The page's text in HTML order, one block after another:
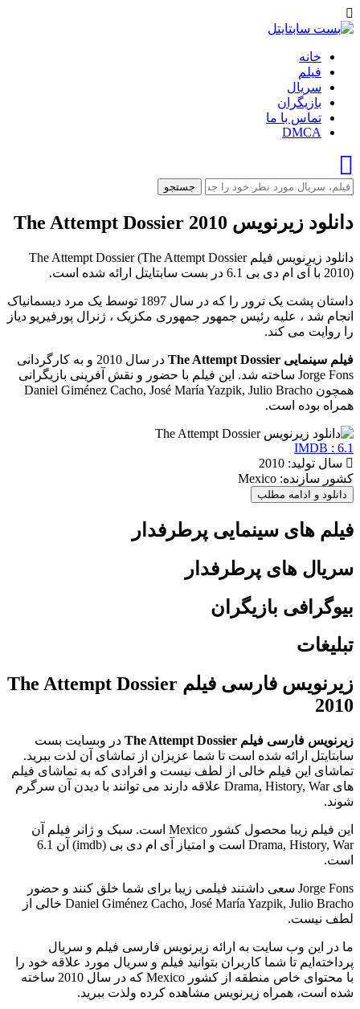
خانه
فیلم
سریال
بازیگران
تماس با ما
DMCA
جستجو
دانلود زیرنویس The Attempt Dossier 2010
دانلود زیرنویس فیلم The Attempt Dossier (The Attempt Dossier
2010) با آی ام دی بی 6.1 در بست سابتایتل ارائه شده است.
داستان پشت یک ترور را که در سال 1897 توسط یک مرد دیسمانیاک
انجام شد ، علیه رئیس جمهور جمهوری مکزیک ، ژنرال پورفیریو دیاز
را روایت می کند.
فیلم سینمایی The Attempt Dossier
در سال 2010 و به کارگردانی
Jorge Fons ساخته شد. این فیلم با حضور و نقش آفرینی بازیگرانی
همچون Daniel Giménez Cacho, José María Yazpik, Julio Bracho
همراه بوده است.
IMDB : 6.1
سال تولید: 2010
کشور سازنده: Mexico
دانلود و ادامه مطلب
فیلم های سینمایی پرطرفدار
سریال های پرطرفدار
بیوگرافی بازیگران
تبلیغات
زیرنویس فارسی فیلم The Attempt Dossier
2010
زیرنویس فارسی فیلم The Attempt Dossier
در وبسایت بست
سابتایتل ارائه شده است تا شما عزیزان از تماشای آن لذت ببرید.
تماشای این فیلم خالی از لطف نیست و افرادی که به تماشای فیلم
های Drama, History, War علاقه دارند می توانند با دیدن آن سرگرم
شوند.
این فیلم زیبا محصول کشور Mexico است. سبک و ژانر فیلم آن
Drama, History, War است و امتیاز آی ام دی بی (imdb) آن 6.1
است.
Jorge Fons سعی داشتند فیلمی زیبا برای شما خلق کنند و حضور
Daniel Giménez Cacho, José María Yazpik, Julio Bracho خالی از
لطف نیست.
ما در این وب سایت به ارائه زیرنویس فارسی فیلم و سریال
پرداخته‌ایم تا شما کاربران بتوانید فیلم و سریال مورد علاقه خود را
با محتوای خاص منطقه از کشور Mexico که در سال 2010 ساخته
شده است، همراه زیرنویس مشاهده کرده ولذت ببرید.